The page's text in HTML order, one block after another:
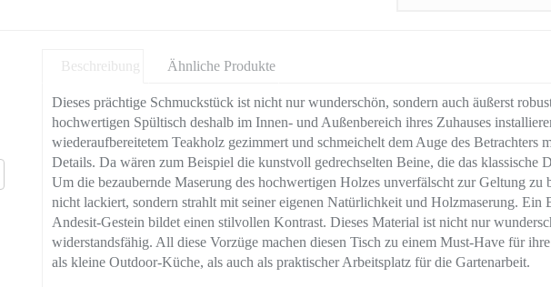
Beschreibung Ähnliche Produkte
Dieses prächtige Schmuckstück ist nicht nur wunderschön, sondern auch äußerst
hochwertigen Spültisch deshalb im Innen- und Außenbereich ihres Zuhauses
wiederaufbereitetem Teakholz gezimmert und schmeichelt dem Auge des Betrachters
Details. Da wären zum Beispiel die kunstvoll gedrechselten Beine, die das klassische
Um die bezaubernde Maserung des hochwertigen Holzes unverfälscht zur Geltung zu
nicht lackiert, sondern strahlt mit seiner eigenen Natürlichkeit und Holzmaserung. Ein
Andesit-Gestein bildet einen stilvollen Kontrast. Dieses Material ist nicht nur
widerstandsfähig. All diese Vorzüge machen diesen Tisch zu einem Must-Have für
als kleine Outdoor-Küche, als auch als praktischer Arbeitsplatz für die Gartenarbeit.